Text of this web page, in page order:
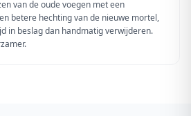
van de oude voegen met een
betere hechting van de nieuwe mortel,
in beslag dan handmatig verwijderen.